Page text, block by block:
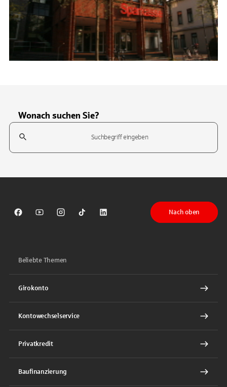
Wonach suchen Sie?
Suchfeld
Sparkasse auf Facebook
Sparkasse auf Youtube
Sparkasse auf Instagram
Sparkasse auf TikTok
Sparkasse auf LinkedIn
Nach oben
Beliebte Themen
Girokonto
Kontowechselservice
Privatkredit
Baufinanzierung